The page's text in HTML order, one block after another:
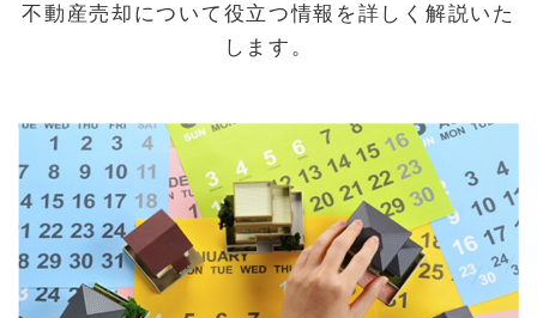
不動産売却について役立つ情報を詳しく解説いた
します。